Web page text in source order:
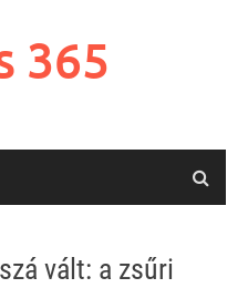
365
vált: a zsűri